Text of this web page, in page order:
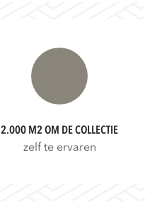
2.000 M2 OM DE COLLECTIE
zelf te ervaren